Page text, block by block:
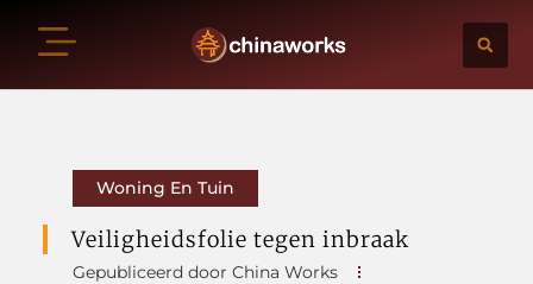
Woning En Tuin
Veiligheidsfolie tegen inbraak
Gepubliceerd door China Works